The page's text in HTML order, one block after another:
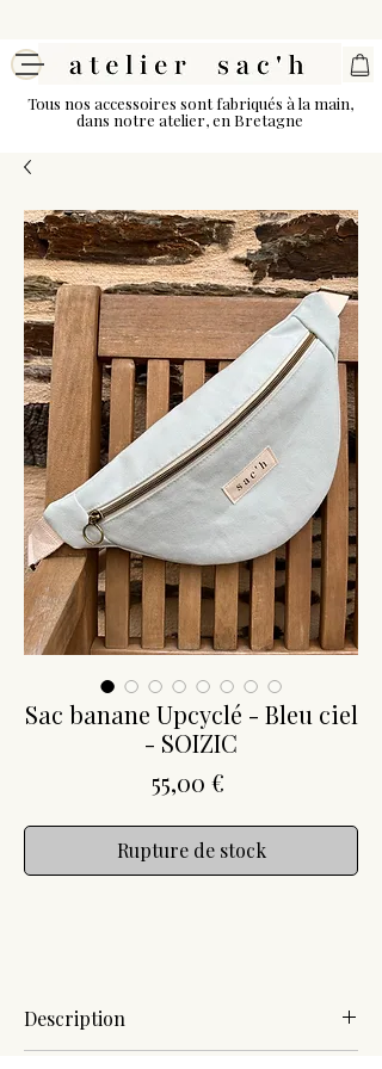
Tous nos accessoires sont fabriqués à la main,
dans notre atelier, en Bretagne
Sac banane Upcyclé - Bleu ciel
- SOIZIC
55,00 €
Rupture de stock
Description